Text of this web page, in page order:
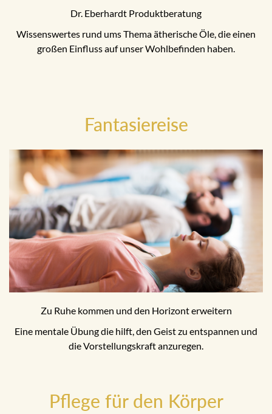
Dr. Eberhardt Produktberatung
Wissenswertes rund ums Thema ätherische Öle, die einen
großen Einfluss auf unser Wohlbefinden haben.
Fantasiereise
Zu Ruhe kommen und den Horizont erweitern
Eine mentale Übung die hilft, den Geist zu entspannen und
die Vorstellungskraft anzuregen.
Pflege für den Körper